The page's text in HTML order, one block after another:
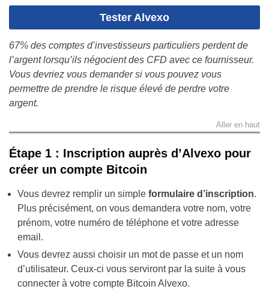
Tester Alvexo
67% des comptes d’investisseurs particuliers perdent de
l’argent lorsqu’ils négocient des CFD avec ce fournisseur.
Vous devriez vous demander si vous pouvez vous
permettre de prendre le risque élevé de perdre votre
argent.
Aller en haut
Étape 1 : Inscription auprès d’Alvexo pour
créer un compte Bitcoin
Vous devrez remplir un simple formulaire d’inscription.
Plus précisément, on vous demandera votre nom, votre
prénom, votre numéro de téléphone et votre adresse
email.
Vous devrez aussi choisir un mot de passe et un nom
d’utilisateur. Ceux-ci vous serviront par la suite à vous
connecter à votre compte Bitcoin Alvexo.